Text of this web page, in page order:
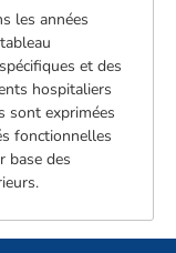
les années
et des
hospitaliers
sont exprimées
fonctionnelles
base des